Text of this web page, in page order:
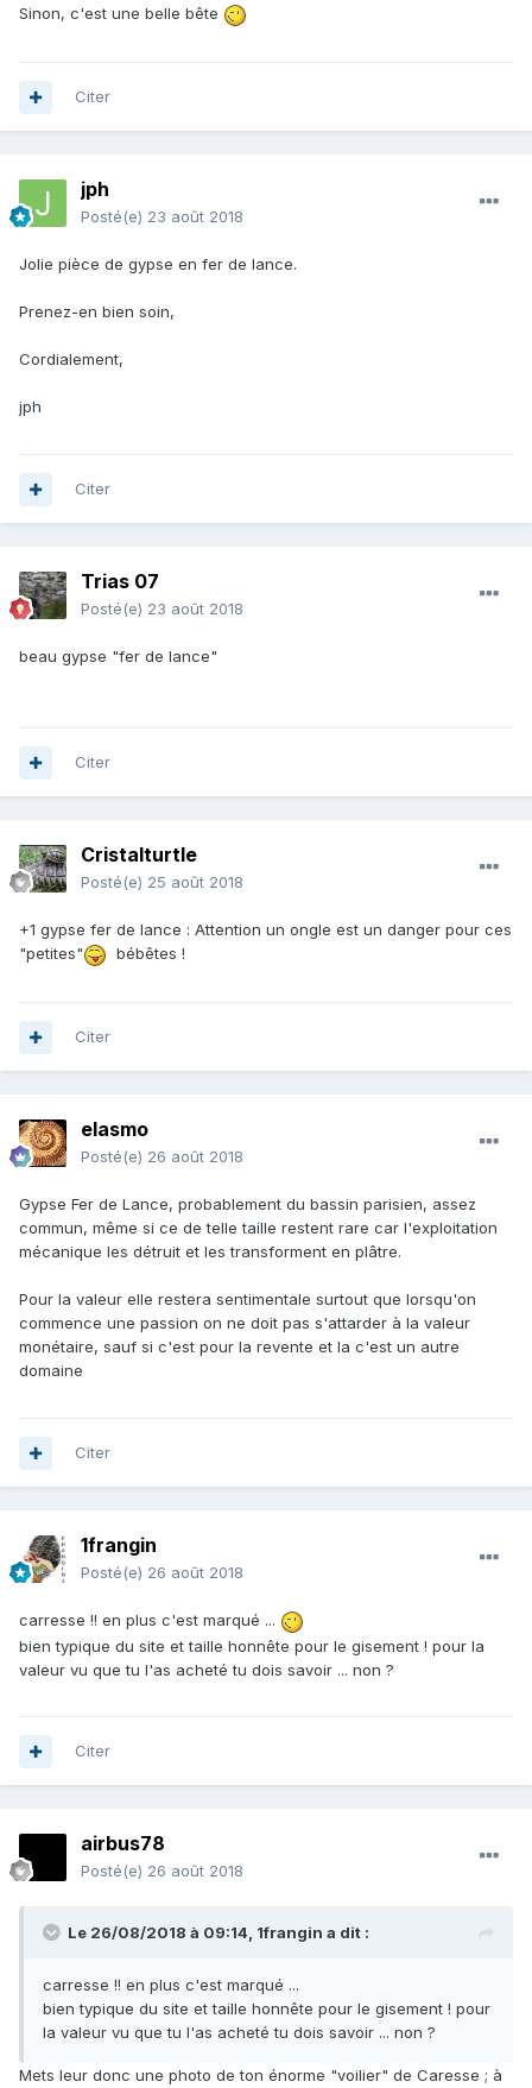
Sinon, c'est une belle bête
Citer
jph
Posté(e) 23 août 2018
Jolie pièce de gypse en fer de lance.
Prenez-en bien soin,
Cordialement,
jph
Citer
Trias 07
Posté(e) 23 août 2018
beau gypse "fer de lance"
Citer
Cristalturtle
Posté(e) 25 août 2018
+1 gypse fer de lance : Attention un ongle est un danger pour ces
"petites"
bébêtes !
Citer
elasmo
Posté(e) 26 août 2018
Gypse Fer de Lance, probablement du bassin parisien, assez
commun, même si ce de telle taille restent rare car l'exploitation
mécanique les détruit et les transforment en plâtre.
Pour la valeur elle restera sentimentale surtout que lorsqu'on
commence une passion on ne doit pas s'attarder à la valeur
monétaire, sauf si c'est pour la revente et la c'est un autre
domaine
Citer
1frangin
Posté(e) 26 août 2018
carresse !! en plus c'est marqué ...
bien typique du site et taille honnête pour le gisement ! pour la
valeur vu que tu l'as acheté tu dois savoir ... non ?
Citer
airbus78
Posté(e) 26 août 2018
Le 26/08/2018 à 09:14, 1frangin a dit :
carresse !! en plus c'est marqué ...
bien typique du site et taille honnête pour le gisement ! pour
la valeur vu que tu l'as acheté tu dois savoir ... non ?
Mets leur donc une photo de ton énorme "voilier" de Caresse ; à